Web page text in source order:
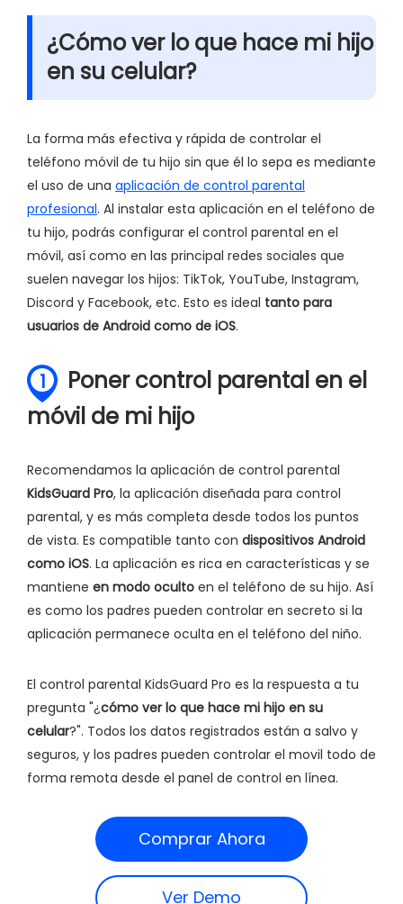
¿Cómo ver lo que hace mi hijo
en su celular?
La forma más efectiva y rápida de controlar el
teléfono móvil de tu hijo sin que él lo sepa es mediante
el uso de una aplicación de control parental
profesional. Al instalar esta aplicación en el teléfono de
tu hijo, podrás configurar el control parental en el
móvil, así como en las principal redes sociales que
suelen navegar los hijos: TikTok, YouTube, Instagram,
Discord y Facebook, etc. Esto es ideal tanto para
usuarios de Android como de iOS.
1
Poner control parental en el
móvil de mi hijo
Recomendamos la aplicación de control parental
KidsGuard Pro, la aplicación diseñada para control
parental, y es más completa desde todos los puntos
de vista. Es compatible tanto con dispositivos Android
como iOS. La aplicación es rica en características y se
mantiene en modo oculto en el teléfono de su hijo. Así
es como los padres pueden controlar en secreto si la
aplicación permanece oculta en el teléfono del niño.
El control parental KidsGuard Pro es la respuesta a tu
pregunta "¿cómo ver lo que hace mi hijo en su
celular?". Todos los datos registrados están a salvo y
seguros, y los padres pueden controlar el movil todo de
forma remota desde el panel de control en línea.
Comprar Ahora
Ver Demo